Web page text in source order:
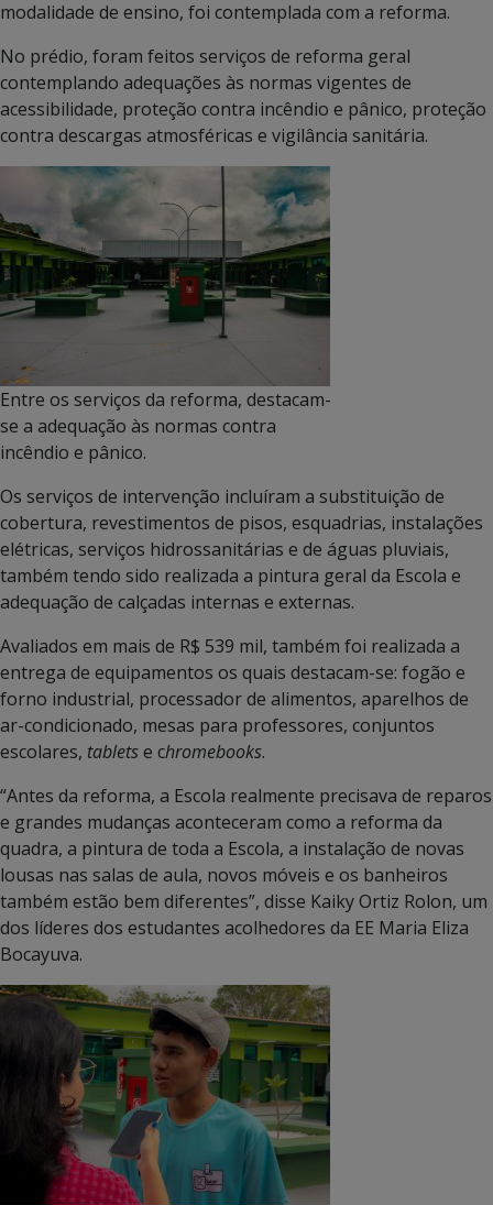
modalidade de ensino, foi contemplada com a reforma.
No prédio, foram feitos serviços de reforma geral
contemplando adequações às normas vigentes de
acessibilidade, proteção contra incêndio e pânico, proteção
contra descargas atmosféricas e vigilância sanitária.
Entre os serviços da reforma, destacam-
se a adequação às normas contra
incêndio e pânico.
Os serviços de intervenção incluíram a substituição de
cobertura, revestimentos de pisos, esquadrias, instalações
elétricas, serviços hidrossanitárias e de águas pluviais,
também tendo sido realizada a pintura geral da Escola e
adequação de calçadas internas e externas.
Avaliados em mais de R$ 539 mil, também foi realizada a
entrega de equipamentos os quais destacam-se: fogão e
forno industrial, processador de alimentos, aparelhos de
ar-condicionado, mesas para professores, conjuntos
escolares, tabletse chromebooks.
“Antes da reforma, a Escola realmente precisava de reparos
e grandes mudanças aconteceram como a reforma da
quadra, a pintura de toda a Escola, a instalação de novas
lousas nas salas de aula, novos móveis e os banheiros
também estão bem diferentes”, disse Kaiky Ortiz Rolon, um
dos líderes dos estudantes acolhedores da EE Maria Eliza
Bocayuva.